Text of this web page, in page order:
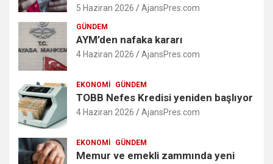
5 Haziran 2026 AjansPres.com
GÜNDEM
AYM’den nafaka kararı
4 Haziran 2026 AjansPres.com
EKONOMI GÜNDEM
TOBB Nefes Kredisi yeniden başlıyor
4 Haziran 2026 AjansPres.com
EKONOMI GÜNDEM
Memur ve emekli zammında yeni